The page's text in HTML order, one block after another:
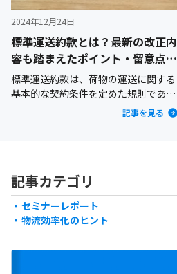
2024年12月24日
標準運送約款とは？最新の改正内
容も踏まえたポイント・留意点を
詳しく解説
標準運送約款は、荷物の運送に関する
基本的な契約条件を定めた規則であ
り、荷主企業と運送事業者業者との間
での契約の基盤となっています。2024
にとって重要な運送契約の変更が加え
られ、業務運営やリスク管理に新たな
対応が求められるようになりました。
そこで本記事では、標準運送約款の概
企業への影響について、今後の対応策
記事を見る
記事カテゴリ
セミナーレポート
物流効率化のヒント